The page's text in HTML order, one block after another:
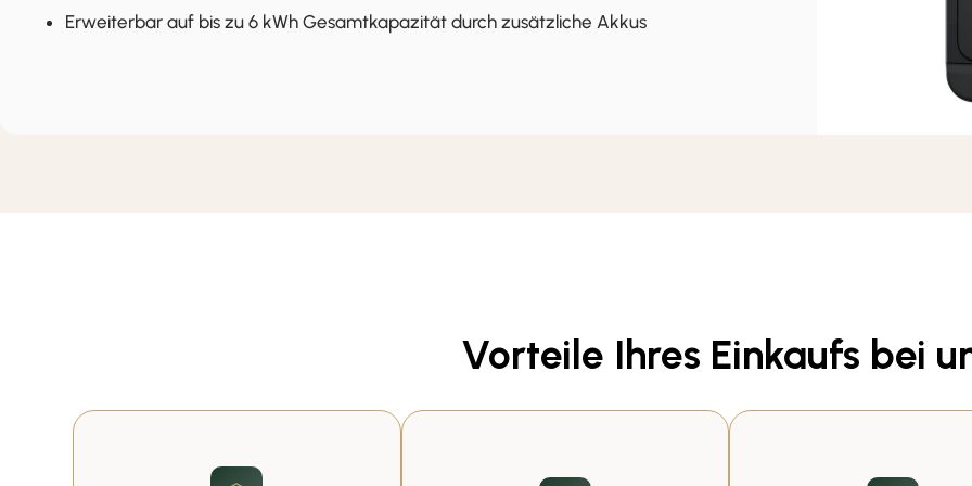
Erweiterbar auf bis zu 6 kWh Gesamtkapazität durch zusätzliche Akkus
Vorteile Ihres Einkaufs bei